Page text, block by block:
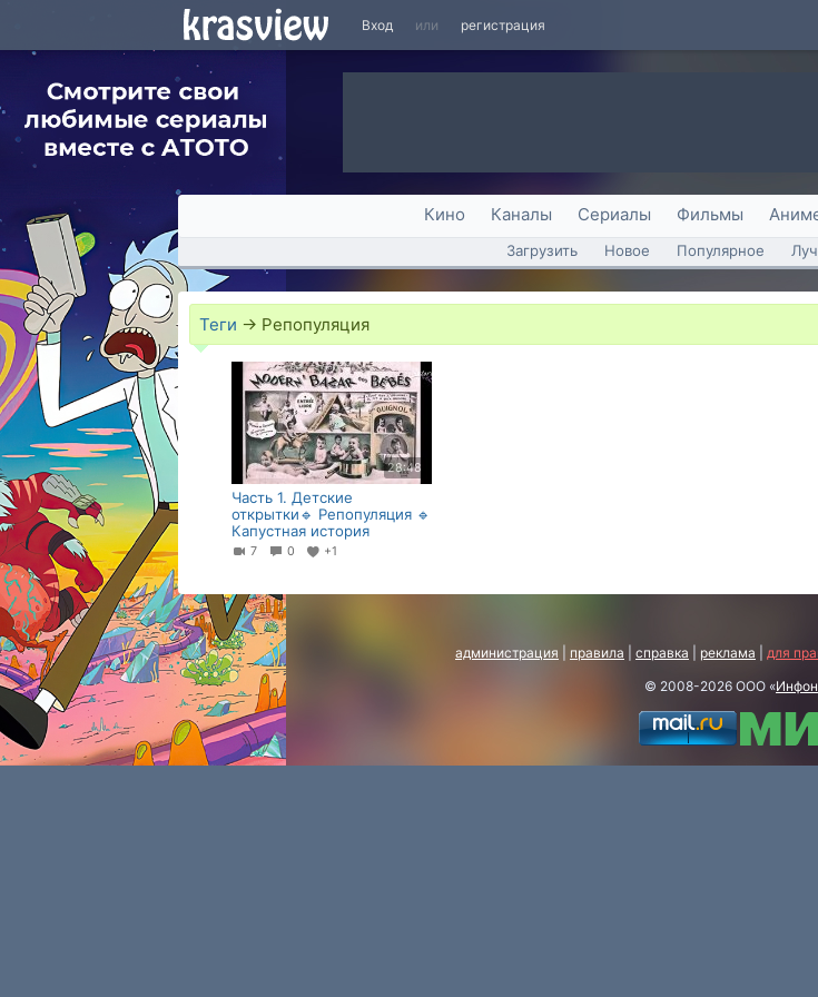
Вход или регистрация
Кино Каналы Сериалы Фильмы
Загрузить Новое Популярное
Теги → Репопуляция
28:48
Часть 1. Детские
открытки🔹 Репопуляция 🔹
Капустная история
7 0 +1
администрация правила справка реклама для
© 2008-2026 ООО «Инфон